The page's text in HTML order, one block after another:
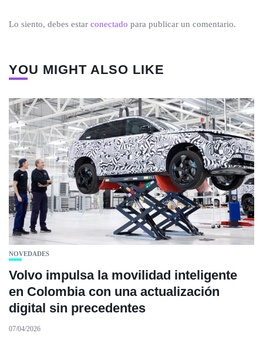
Lo siento, debes estar conectado para publicar un comentario.
YOU MIGHT ALSO LIKE
NOVEDADES
Volvo impulsa la movilidad inteligente
en Colombia con una actualización
digital sin precedentes
07/04/2026